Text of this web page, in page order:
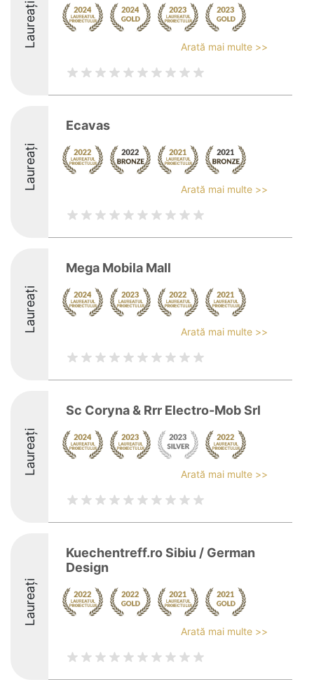
Laureați Arată mai multe >>
Laureați
Ecavas
Arată mai multe >>
Laureați
Mega Mobila Mall
Arată mai multe >>
Laureați
Sc Coryna & Rrr Electro-Mob Srl
Arată mai multe >>
Laureați
Kuechentreff.ro Sibiu / German
Design
Arată mai multe >>